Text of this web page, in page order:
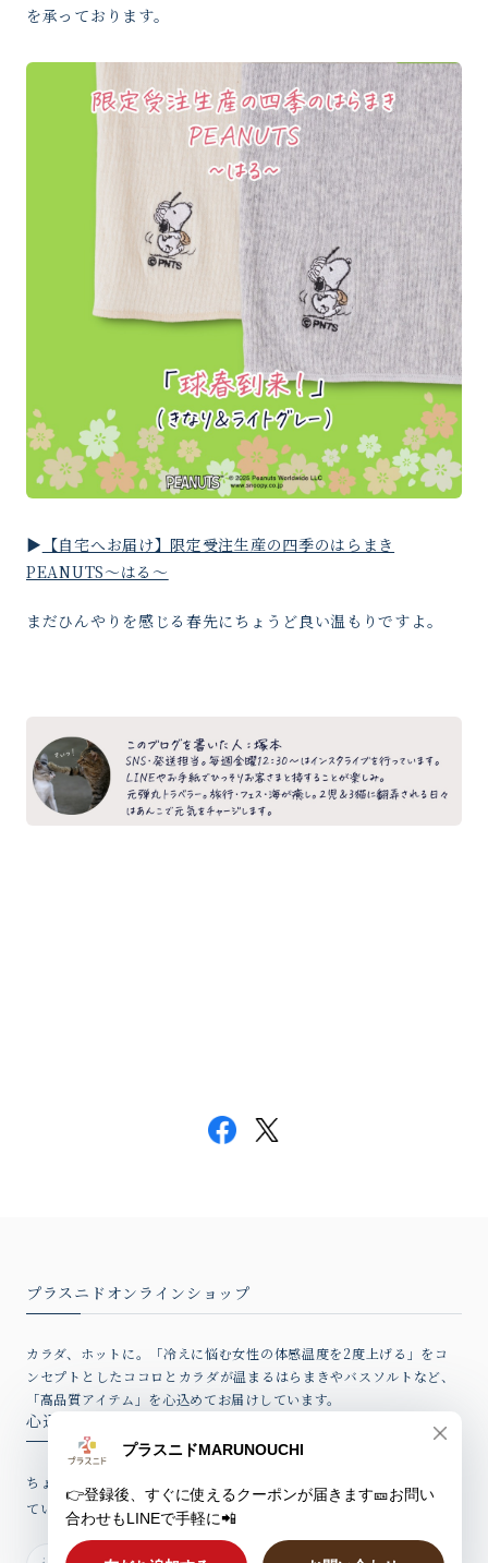
を承っております。
▶︎ 【自宅へお届け】限定受注生産の四季のはらまき
PEANUTS〜はる〜
まだひんやりを感じる春先にちょうど良い温もりですよ。
プラスニドオンラインショップ
カラダ、ホットに。「冷えに悩む女性の体感温度を2度上げる」をコ
ンセプトとしたココロとカラダが温まるはらまきやバスソルトなど、
「高品質アイテム」を心込めてお届けしています。
心込めたウィークリーレター
ちょっとしたお話、新製品情報やお得なクーポンを心込めてお届けし
ていますのでぜひご登録ください。